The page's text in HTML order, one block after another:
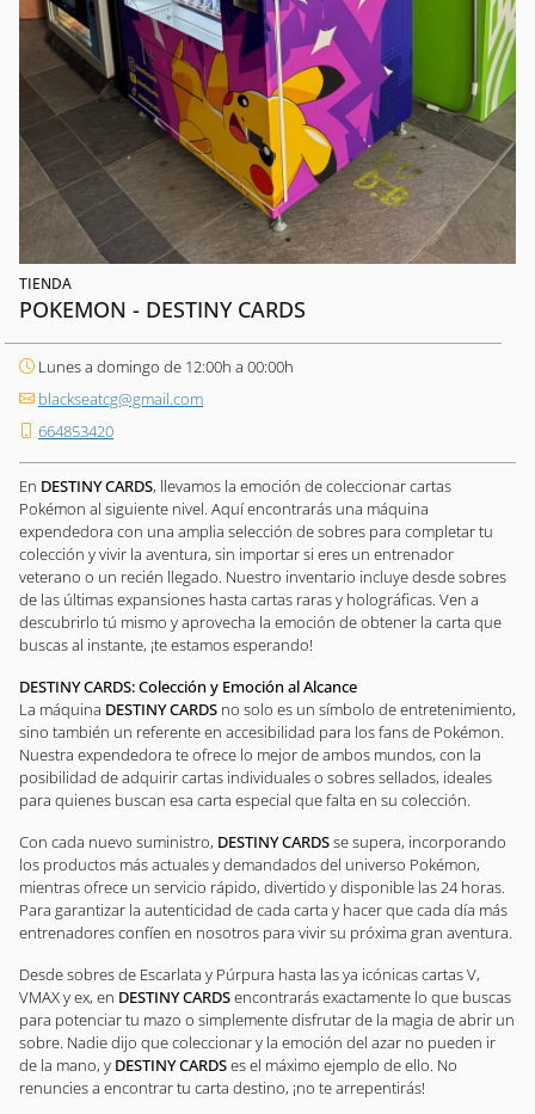
TIENDA
POKEMON - DESTINY CARDS
Lunes a domingo de 12:00h a 00:00h
blackseatcg@gmail.com
664853420
En DESTINY CARDS, llevamos la emoción de coleccionar cartas
Pokémon al siguiente nivel. Aquí encontrarás una máquina
expendedora con una amplia selección de sobres para completar tu
colección y vivir la aventura, sin importar si eres un entrenador
veterano o un recién llegado. Nuestro inventario incluye desde sobres
de las últimas expansiones hasta cartas raras y holográficas. Ven a
descubrirlo tú mismo y aprovecha la emoción de obtener la carta que
buscas al instante, ¡te estamos esperando!
DESTINY CARDS: Colección y Emoción al Alcance
La máquina DESTINY CARDS no solo es un símbolo de entretenimiento,
sino también un referente en accesibilidad para los fans de Pokémon.
Nuestra expendedora te ofrece lo mejor de ambos mundos, con la
posibilidad de adquirir cartas individuales o sobres sellados, ideales
para quienes buscan esa carta especial que falta en su colección.
Con cada nuevo suministro, DESTINY CARDSse supera, incorporando
los productos más actuales y demandados del universo Pokémon,
mientras ofrece un servicio rápido, divertido y disponible las 24 horas.
Para garantizar la autenticidad de cada carta y hacer que cada día más
entrenadores confíen en nosotros para vivir su próxima gran aventura.
Desde sobres de Escarlata y Púrpura hasta las ya icónicas cartas V,
VMAX y ex, en DESTINY CARDSencontrarás exactamente lo que buscas
para potenciar tu mazo o simplemente disfrutar de la magia de abrir un
sobre. Nadie dijo que coleccionar y la emoción del azar no pueden ir
de la mano, y DESTINY CARDSes el máximo ejemplo de ello. No
renuncies a encontrar tu carta destino, ¡no te arrepentirás!